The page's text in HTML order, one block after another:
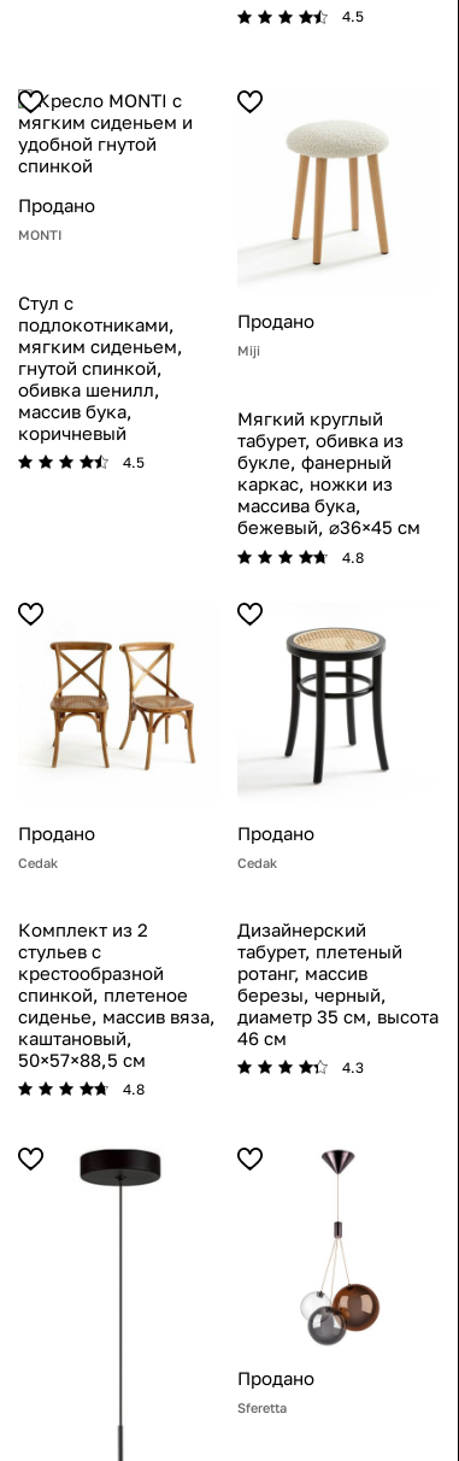
4.5
Продано
MONTI
Стул с
подлокотниками,
мягким сиденьем,
гнутой спинкой,
обивка шенилл,
массив бука,
коричневый
4.5
Продано
Miji
Мягкий круглый
табурет, обивка из
букле, фанерный
каркас, ножки из
массива бука,
бежевый, ⌀36×45 см
4.8
Продано
Cedak
Комплект из 2
стульев с
крестообразной
спинкой, плетеное
сиденье, массив вяза,
каштановый,
50×57×88,5 см
4.8
Продано
Cedak
Дизайнерский
табурет, плетеный
ротанг, массив
березы, черный,
диаметр 35 см, высота
46 см
4.3
Продано
Sferetta